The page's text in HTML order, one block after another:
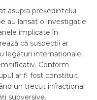
asupra președintelui
au lansat o investigație
implicate în
că suspecții ar
legături internaționale,
Conform
ar fi fost constituit
un trecut infracțional
subversive.